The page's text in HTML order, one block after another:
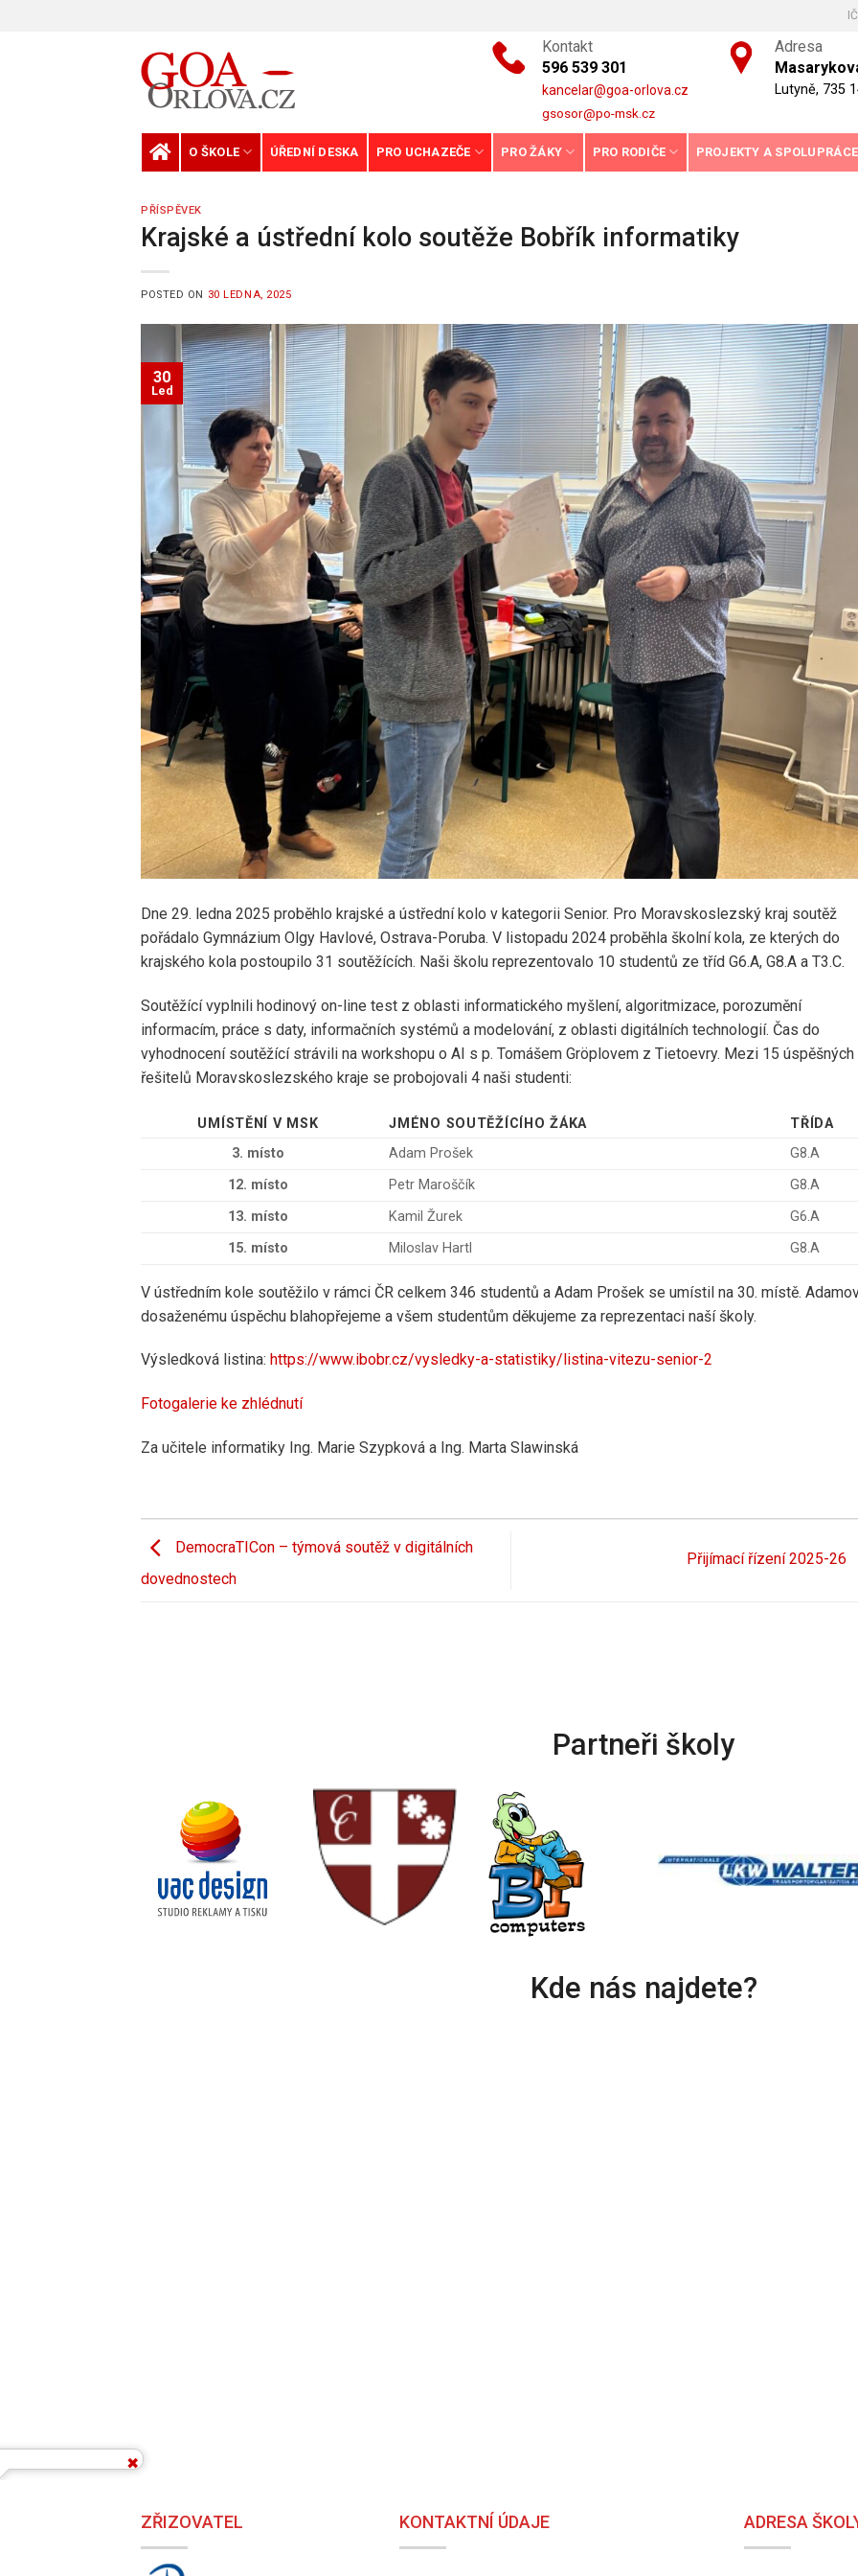
Kontakt
596 539 301
kancelar@goa-orlova.cz
gsosor@po-msk.cz
Adresa
Lutyně, 735
O ŠKOLE ÚŘEDNÍ DESKA PRO UCHAZEČE PRO ŽÁKY PRO RODIČE PROJEKTY A SPOLUPRÁCE
PŘÍSPĚVEK
Krajské a ústřední kolo soutěže Bobřík informatiky
POSTED ON 30 LEDNA, 2025
30
Led
Dne 29. ledna 2025 proběhlo krajské a ústřední kolo v kategorii Senior. Pro Moravskoslezský kraj soutěž
pořádalo Gymnázium Olgy Havlové, Ostrava-Poruba. V listopadu 2024 proběhla školní kola, ze kterých do
krajského kola postoupilo 31 soutěžících. Naši školu reprezentovalo 10 studentů ze tříd G6.A, G8.A a T3.C.
Soutěžící vyplnili hodinový on-line test z oblasti informatického myšlení, algoritmizace, porozumění
informacím, práce s daty, informačních systémů a modelování, z oblasti digitálních technologií. Čas do
vyhodnocení soutěžící strávili na workshopu o AI s p. Tomášem Gröplovem z Tietoevry. Mezi 15 úspěšných
řešitelů Moravskoslezského kraje se probojovali 4 naši studenti:
UMÍSTĚNÍ V MSK JMÉNO SOUTĚŽÍCÍHO ŽÁKA
TŘÍDA
3. místo
Adam Prošek
G8.A
12. místo
Petr Maroščík
G8.A
13. místo
Kamil Žurek
G6.A
15. místo
Miloslav Hartl G8.A
V ústředním kole soutěžilo v rámci ČR celkem 346 studentů a Adam Prošek se umístil na 30. místě.
dosaženému úspěchu blahopřejeme a všem studentům děkujeme za reprezentaci naší školy.
Výsledková listina: https://www.ibobr.cz/vysledky-a-statistiky/listina-vitezu-senior-2
Fotogalerie ke zhlédnutí
Za učitele informatiky Ing. Marie Szypková a Ing. Marta Slawinská
DemocraTICon – týmová soutěž v digitálních
dovednostech
Přijímací řízení 2025-26
Partneři školy
Kde nás najdete?
ZŘIZOVATEL KONTAKTNÍ ÚDAJE ADRESA